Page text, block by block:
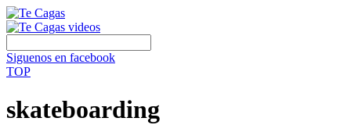
Siguenos en facebook
TOP
skateboarding